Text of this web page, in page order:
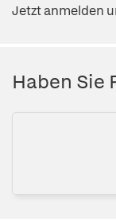
Jetzt anmelden
Haben Sie